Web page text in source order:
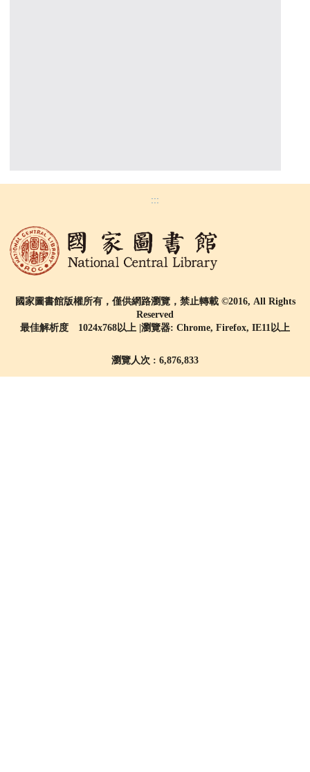
:::
國家圖書館版權所有，僅供網路瀏覽，禁止轉載 ©2016, All Rights
Reserved
最佳解析度 1024x768以上 |瀏覽器: Chrome, Firefox, IE11以上
瀏覽人次 : 6,876,833